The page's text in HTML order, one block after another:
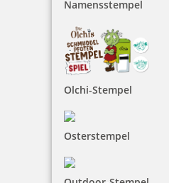
Namensstempel
Olchi-Stempel
Osterstempel